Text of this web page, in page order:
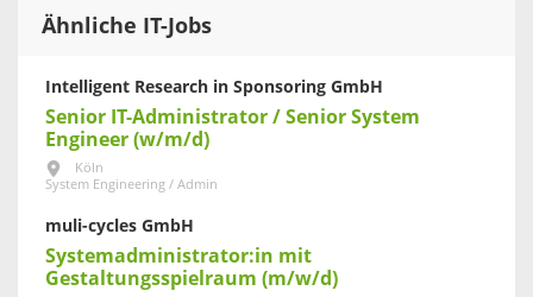
Ähnliche IT-Jobs
Intelligent Research in Sponsoring GmbH
Senior IT-Administrator / Senior System
Engineer (w/m/d)
Köln
System Engineering / Admin
muli-cycles GmbH
Systemadministrator:in mit
Gestaltungsspielraum (m/w/d)